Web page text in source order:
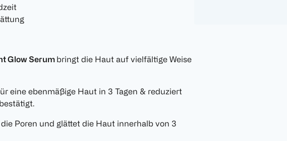
Glow Serum bringt die Haut auf vielfältige Weise
eine ebenmäßige Haut in 3 Tagen & reduziert
Poren und glättet die Haut innerhalb von 3